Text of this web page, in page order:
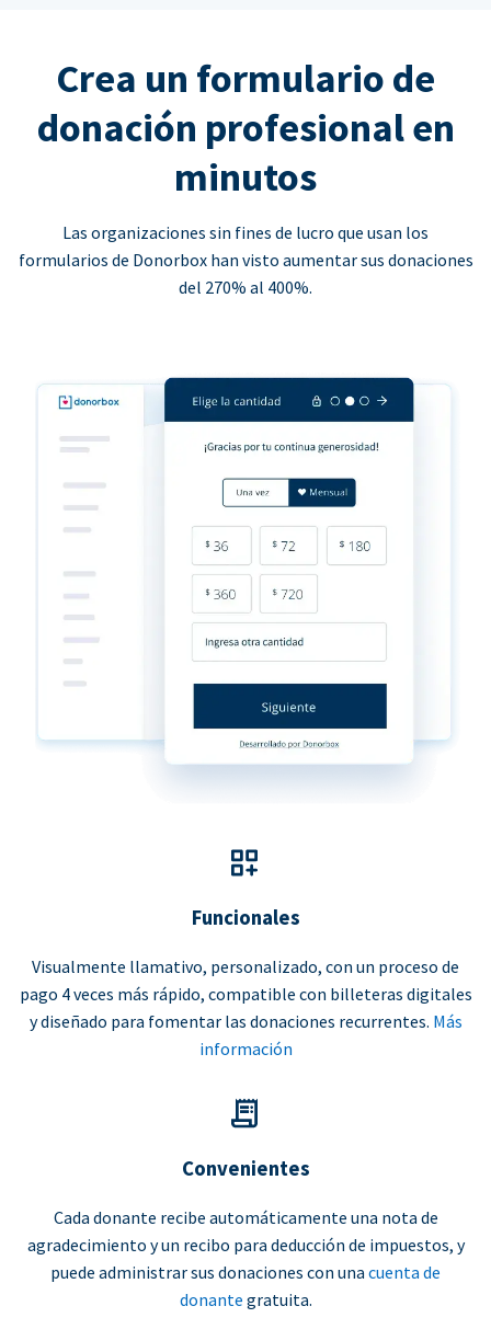
Crea un formulario de
donación profesional en
minutos
Las organizaciones sin fines de lucro que usan los
formularios de Donorbox han visto aumentar sus donaciones
del 270% al 400%.
Funcionales
Visualmente llamativo, personalizado, con un proceso de
pago 4 veces más rápido, compatible con billeteras digitales
y diseñado para fomentar las donaciones recurrentes. Más
información
Convenientes
Cada donante recibe automáticamente una nota de
agradecimiento y un recibo para deducción de impuestos, y
puede administrar sus donaciones con una cuenta de
donante gratuita.